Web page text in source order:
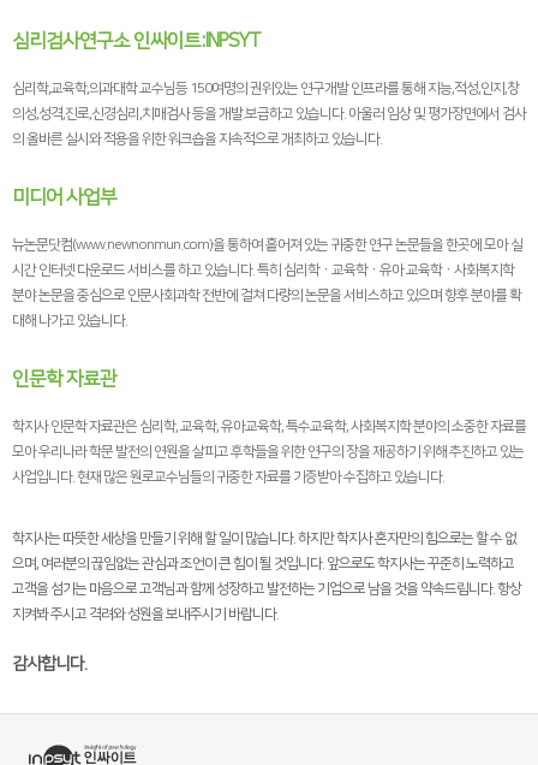
심리검사연구소 인싸이트:INPSYT
심리학,교육학,의과대학 교수님등 150여명의 권위있는 연구개발 인프라를 통해 지능,적성,인지,창
의성,성격,진로,신경심리,치매검사 등을 개발.보급하고 있습니다. 아울러 임상 및 평가장면에서 검사
의 올바른 실시와 적용을 위한 워크숍을 지속적으로 개최하고 있습니다.
미디어 사업부
뉴논문닷컴(www.newnonmun.com)을 통하여 흩어져 있는 귀중한 연구 논문들을 한곳에 모아 실
시간 인터넷 다운로드 서비스를 하고 있습니다. 특히 심리학ㆍ교육학ㆍ유아 교육학ㆍ사회복지학
분야 논문을 중심으로 인문사회과학 전반에 걸쳐 다량의 논문을 서비스하고 있으며 향후 분야를 확
대해 나가고 있습니다.
인문학 자료관
학지사 인문학 자료관은 심리학, 교육학, 유아교육학, 특수교육학, 사회복지학 분야의 소중한 자료를
모아 우리나라 학문 발전의 연원을 살피고 후학들을 위한 연구의 장을 제공하기 위해 추진하고 있는
사업입니다. 현재 많은 원로교수님들의 귀중한 자료를 기증받아 수집하고 있습니다.
학지사는 따뜻한 세상을 만들기 위해 할 일이 많습니다. 하지만 학지사 혼자만의 힘으로는 할 수 없
으며, 여러분의 끊임없는 관심과 조언이 큰 힘이 될 것입니다. 앞으로도 학지사는 꾸준히 노력하고
고객을 섬기는 마음으로 고객님과 함께 성장하고 발전하는 기업으로 남을 것을 약속드립니다. 항상
지켜봐 주시고 격려와 성원을 보내주시기 바랍니다.
감사합니다.